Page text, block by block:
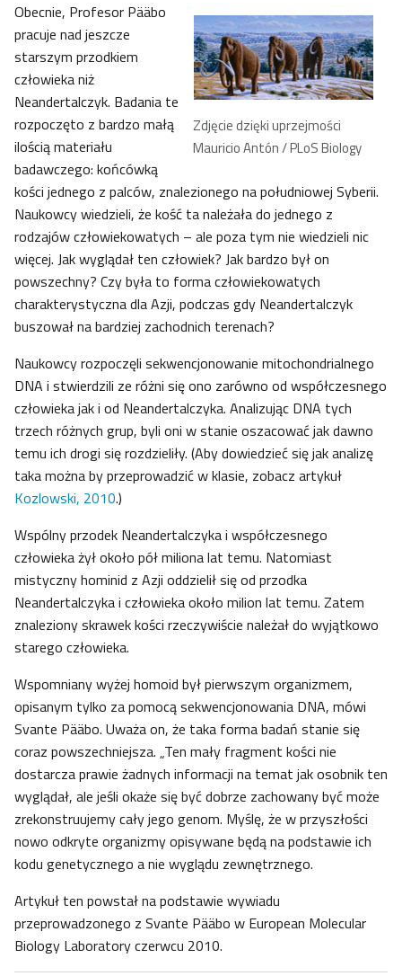
Zdjęcie dzięki uprzejmości
Mauricio Antón / PLoS Biology
Obecnie, Profesor Pääbo
pracuje nad jeszcze
starszym przodkiem
człowieka niż
Neandertalczyk. Badania te
rozpoczęto z bardzo małą
ilością materiału
badawczego: końcówką
kości jednego z palców, znalezionego na południowej Syberii.
Naukowcy wiedzieli, że kość ta należała do jednego z
rodzajów człowiekowatych – ale poza tym nie wiedzieli nic
więcej. Jak wyglądał ten człowiek? Jak bardzo był on
powszechny? Czy była to forma człowiekowatych
charakterystyczna dla Azji, podczas gdy Neandertalczyk
buszował na bardziej zachodnich terenach?
Naukowcy rozpoczęli sekwencjonowanie mitochondrialnego
DNA i stwierdzili ze różni się ono zarówno od współczesnego
człowieka jak i od Neandertalczyka. Analizując DNA tych
trzech różnych grup, byli oni w stanie oszacować jak dawno
temu ich drogi się rozdzieliły. (Aby dowiedzieć się jak analizę
taka można by przeprowadzić w klasie, zobacz artykuł
Kozlowski, 2010.)
Wspólny przodek Neandertalczyka i współczesnego
człowieka żył około pół miliona lat temu. Natomiast
mistyczny hominid z Azji oddzielił się od przodka
Neandertalczyka i człowieka około milion lat temu. Zatem
znaleziony skrawek kości rzeczywiście należał do wyjątkowo
starego człowieka.
Wspomniany wyżej homoid był pierwszym organizmem,
opisanym tylko za pomocą sekwencjonowania DNA, mówi
Svante Pääbo. Uważa on, że taka forma badań stanie się
coraz powszechniejsza. „Ten mały fragment kości nie
dostarcza prawie żadnych informacji na temat jak osobnik ten
wyglądał, ale jeśli okaże się być dobrze zachowany być może
zrekonstruujemy cały jego genom. Myślę, że w przyszłości
nowo odkryte organizmy opisywane będą na podstawie ich
kodu genetycznego a nie wyglądu zewnętrznego.
Artykuł ten powstał na podstawie wywiadu
przeprowadzonego z Svante Pääbo w European Molecular
Biology Laboratory czerwcu 2010.